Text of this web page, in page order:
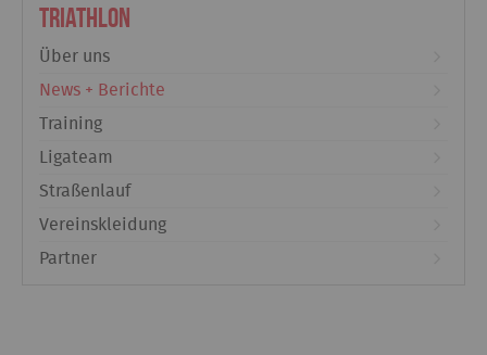
Triathlon
Über uns
News + Berichte
Training
Ligateam
Straßenlauf
Vereinskleidung
Partner